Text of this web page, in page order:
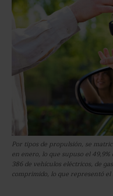
Por tipos de propulsión, se
en enero, lo que supuso el
386 de vehículos eléctricos, de
comprimido, lo que representó el